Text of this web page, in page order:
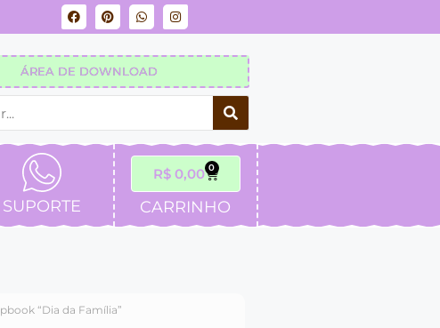
ÁREA DE DOWNLOAD
SUPORTE
R$0,00 0
CARRINHO
“Dia da Família”